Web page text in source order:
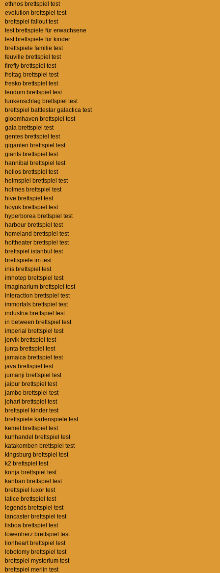
ethnos brettspiel test
evolution brettspiel test
brettspiel fallout test
test brettspiele für erwachsene
test brettspiele für kinder
brettspiele familie test
feuville brettspiel test
firefly brettspiel test
freitag brettspiel test
fresko brettspiel test
feudum brettspiel test
funkenschlag brettspiel test
brettspiel battlestar galactica test
gloomhaven brettspiel test
gaia brettspiel test
gentes brettspiel test
giganten brettspiel test
giants brettspiel test
hannibal brettspiel test
helios brettspiel test
heimspiel brettspiel test
holmes brettspiel test
hive brettspiel test
höyük brettspiel test
hyperborea brettspiel test
harbour brettspiel test
homeland brettspiel test
hoftheater brettspiel test
brettspiel istanbul test
brettspiele im test
inis brettspiel test
imhotep brettspiel test
imaginarium brettspiel test
interaction brettspiel test
immortals brettspiel test
industria brettspiel test
in between brettspiel test
imperial brettspiel test
jorvik brettspiel test
junta brettspiel test
jamaica brettspiel test
java brettspiel test
jumanji brettspiel test
jaipur brettspiel test
jambo brettspiel test
johari brettspiel test
brettspiel kinder test
brettspiele kartenspiele test
kemet brettspiel test
kuhhandel brettspiel test
katakomben brettspiel test
kingsburg brettspiel test
k2 brettspiel test
konja brettspiel test
kanban brettspiel test
brettspiel luxor test
latice brettspiel test
legends brettspiel test
lancaster brettspiel test
lisboa brettspiel test
löwenherz brettspiel test
lionheart brettspiel test
lobotomy brettspiel test
brettspiel mysterium test
brettspiel merlin test